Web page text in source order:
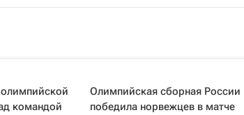
командой
Олимпийская сборная России
победила норвежцев в матче